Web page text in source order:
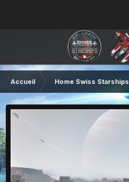
Accueil Home Swiss Starships